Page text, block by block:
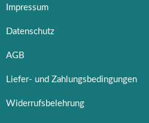
Impressum
Datenschutz
AGB
Liefer- und Zahlungsbedingungen
Widerrufsbelehrung